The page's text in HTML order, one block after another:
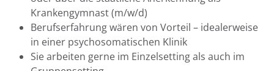
Krankengymnast (m/w/d)
Berufserfahrung wären von Vorteil – idealerweise
in einer psychosomatischen Klinik
Sie arbeiten gerne im Einzelsetting als auch im